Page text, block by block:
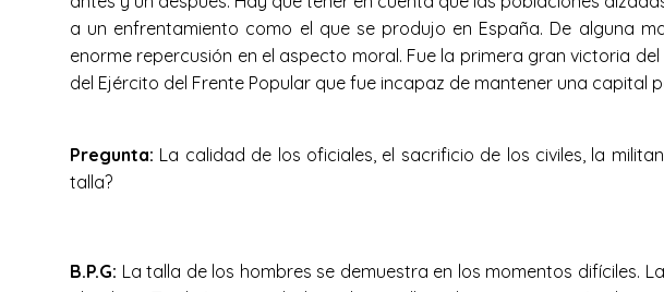
a un enfrentamiento como el que se produjo en España. De alguna
enorme repercusión en el aspecto moral. Fue la primera gran victoria
del Ejército del Frente Popular que fue incapaz de mantener una capital
Pregunta: La calidad de los oficiales, el sacrificio de los civiles, la
talla?
B.P.G: La talla de los hombres se demuestra en los momentos difíciles.